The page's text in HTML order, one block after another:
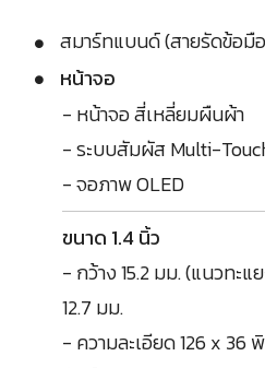
สมาร์ทแบนด์ (สายรัดข้อมื
หน้าจอ
- หน้าจอ สี่เหลี่ยมผืนผ้า
- ระบบสัมผัส Multi-
- จอภาพ OLED
ขนาด 1.4 นิ้ว
- กว้าง 15.2 มม. (แนวทะ
12.7 มม.
- ความละเอียด 126 x 36